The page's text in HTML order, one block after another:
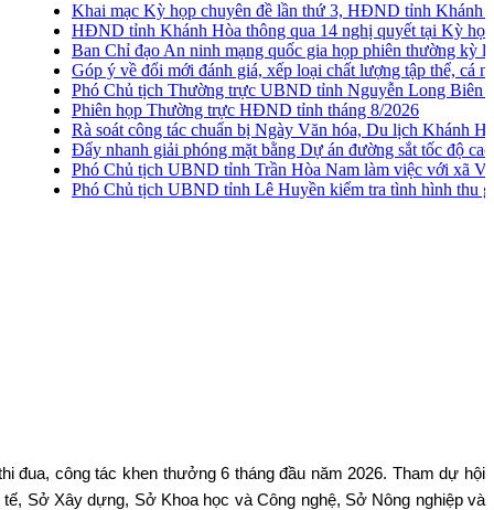
Khai mạc Kỳ họp chuyên đề lần thứ 3, HĐND tỉnh Khánh
HĐND tỉnh Khánh Hòa thông qua 14 nghị quyết tại Kỳ họp
Ban Chỉ đạo An ninh mạng quốc gia họp phiên thường kỳ lần
Góp ý về đổi mới đánh giá, xếp loại chất lượng tập thể, cá
Phó Chủ tịch Thường trực UBND tỉnh Nguyễn Long Biên
Phiên họp Thường trực HĐND tỉnh tháng 8/2026
Rà soát công tác chuẩn bị Ngày Văn hóa, Du lịch Khánh Hòa
Đẩy nhanh giải phóng mặt bằng Dự án đường sắt tốc độ cao
Phó Chủ tịch UBND tỉnh Trần Hòa Nam làm việc với xã Vạn
Phó Chủ tịch UBND tỉnh Lê Huyền kiểm tra tình hình thu
đua, công tác khen thưởng 6 tháng đầu năm 2026. Tham dự hội
Sở Xây dựng, Sở Khoa học và Công nghệ, Sở Nông nghiệp và